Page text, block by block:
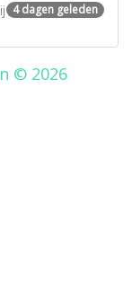
4 dagen geleden
© 2026